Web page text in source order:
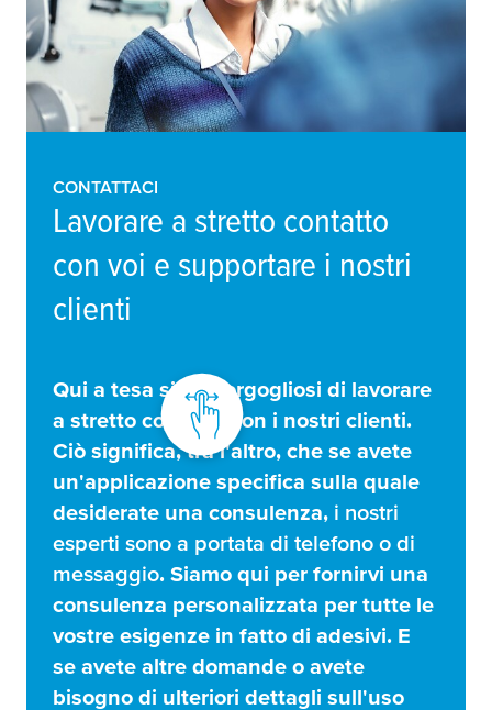
CONTATTACI
Lavorare a stretto contatto
con voi e supportare i nostri
clienti
Qui a tesa siamo orgogliosi di lavorare
a stretto contatto con i nostri clienti.
Ciò significa, tra l'altro, che se avete
un'applicazione specifica sulla quale
desiderate una consulenza, i nostri
esperti sono a portata di telefono o di
messaggio. Siamo qui per fornirvi una
consulenza personalizzata per tutte le
vostre esigenze in fatto di adesivi. E
se avete altre domande o avete
bisogno di ulteriori dettagli sull'uso